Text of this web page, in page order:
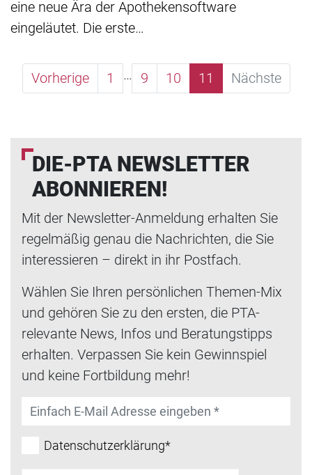
eine neue Ära der Apothekensoftware
eingeläutet. Die erste…
Vorherige 1 … 9 10 11 Nächste
DIE-PTA NEWSLETTER
ABONNIEREN!
Mit der Newsletter-Anmeldung erhalten Sie
regelmäßig genau die Nachrichten, die Sie
interessieren – direkt in ihr Postfach.
Wählen Sie Ihren persönlichen Themen-Mix
und gehören Sie zu den ersten, die PTA-
relevante News, Infos und Beratungstipps
erhalten. Verpassen Sie kein Gewinnspiel
und keine Fortbildung mehr!
Datenschutzerklärung*